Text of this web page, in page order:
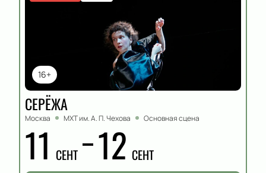
16+
СЕРЁЖА
Москва МХТ им. А. П. Чехова Основная сцена
11 СЕНТ 12 СЕНТ